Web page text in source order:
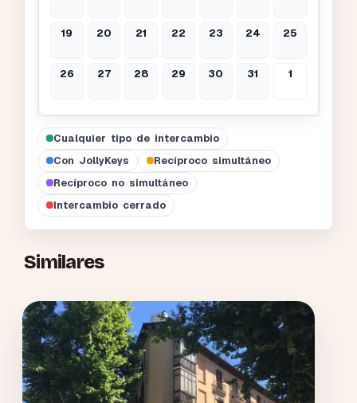
19 20 21 22 23 24 25
26 27 28 29 30 31 1
Cualquier tipo de intercambio
Con JollyKeys
Recíproco simultáneo
Recíproco no simultáneo
Intercambio cerrado
Similares